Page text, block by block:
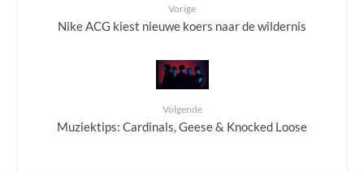
Vorige
Nike ACG kiest nieuwe koers naar de wildernis
Volgende
Muziektips: Cardinals, Geese & Knocked Loose